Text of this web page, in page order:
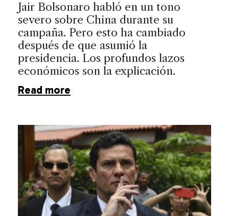
Jair Bolsonaro habló en un tono
severo sobre China durante su
campaña. Pero esto ha cambiado
después de que asumió la
presidencia. Los profundos lazos
económicos son la explicación.
Read more